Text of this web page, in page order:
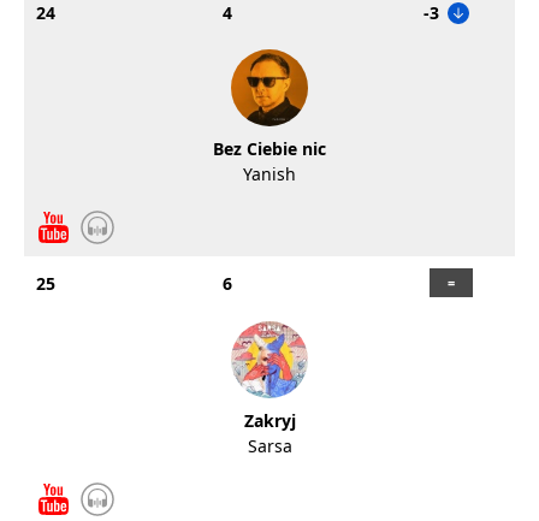
24 4 -3
Bez Ciebie nic
Yanish
25 6
Zakryj
Sarsa